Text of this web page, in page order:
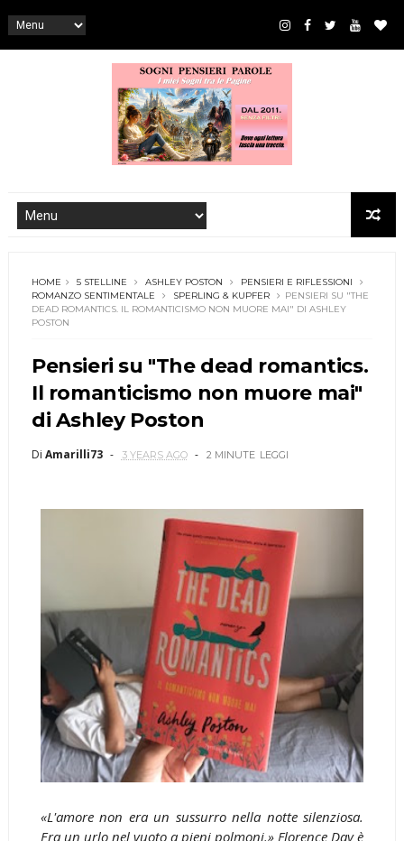
HOME 5 STELLINE ASHLEY POSTON
PENSIERI E RIFLESSIONI
ROMANZO SENTIMENTALE
SPERLING & KUPFER
PENSIERI SU "THE
DEAD ROMANTICS. IL ROMANTICISMO NON MUORE MAI" DI ASHLEY
POSTON
Pensieri su "The dead romantics.
Il romanticismo non muore mai"
di Ashley Poston
Di Amarilli73 3 YEARS AGO 2 MINUTE LEGGI
«L'amore non era un sussurro nella notte silenziosa.
Era un urlo nel vuoto a pieni polmoni.» Florence Day è